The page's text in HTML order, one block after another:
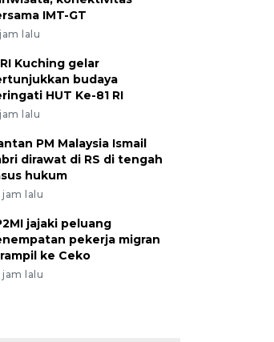
IMT-GT
lalu
Kuching gelar
budaya
HUT Ke-81 RI
lalu
PM Malaysia Ismail
dirawat di RS di tengah
hukum
jam lalu
jajaki peluang
pekerja migran
ke Ceko
jam lalu